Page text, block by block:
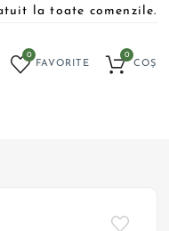
la toate comenzile.
FAVORITE
0
COȘ
0